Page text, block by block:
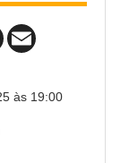
às 19:00